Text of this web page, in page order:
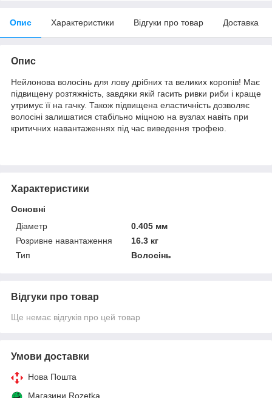
Опис Характеристики Відгуки про товар Доставка
Опис
Нейлонова волосінь для лову дрібних та великих коропів! Має
підвищену розтяжність, завдяки якій гасить ривки риби і краще
утримує її на гачку. Також підвищена еластичність дозволяє
волосіні залишатися стабільно міцною на вузлах навіть при
критичних навантаженнях під час виведення трофею.
Характеристики
Основні
Діаметр
0.405 мм
Розривне навантаження
16.3 кг
Тип
Волосінь
Відгуки про товар
Ще немає відгуків про цей товар
Умови доставки
Нова Пошта
Магазини Rozetka